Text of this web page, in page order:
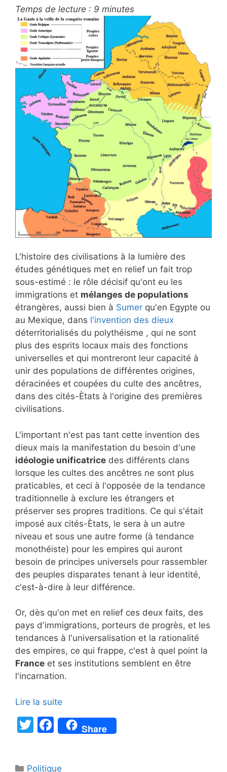
Temps de lecture : 9 minutes
L'histoire des civilisations à la lumière des
études génétiques met en relief un fait trop
sous-estimé : le rôle décisif qu'ont eu les
immigrations et mélanges de populations
étrangères, aussi bien à Sumer qu'en Egypte ou
au Mexique, dans l'invention des dieux
déterritorialisés du polythéisme , qui ne sont
plus des esprits locaux mais des fonctions
universelles et qui montreront leur capacité à
unir des populations de différentes origines,
déracinées et coupées du culte des ancêtres,
dans des cités-Ètats à l'origine des premières
civilisations.
L'important n'est pas tant cette invention des
dieux mais la manifestation du besoin d'une
idéologie unificatrice des différents clans
lorsque les cultes des ancêtres ne sont plus
praticables, et ceci à l'opposée de la tendance
traditionnelle à exclure les étrangers et
préserver ses propres traditions. Ce qui s'était
imposé aux cités-Ètats, le sera à un autre
niveau et sous une autre forme (à tendance
monothéiste) pour les empires qui auront
besoin de principes universels pour rassembler
des peuples disparates tenant à leur identité,
c'est-à-dire à leur différence.
Or, dès qu'on met en relief ces deux faits, des
pays d'immigrations, porteurs de progrès, et les
tendances à l'universalisation et la rationalité
des empires, ce qui frappe, c'est à quel point la
France et ses institutions semblent en être
l'incarnation.
Lire la suite
T
F
a
Share
Catégories
Politique